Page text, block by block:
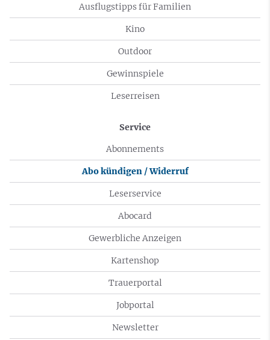
Ausflugstipps für Familien
Kino
Outdoor
Gewinnspiele
Leserreisen
Service
Abonnements
Abo kündigen / Widerruf
Leserservice
Abocard
Gewerbliche Anzeigen
Kartenshop
Trauerportal
Jobportal
Newsletter